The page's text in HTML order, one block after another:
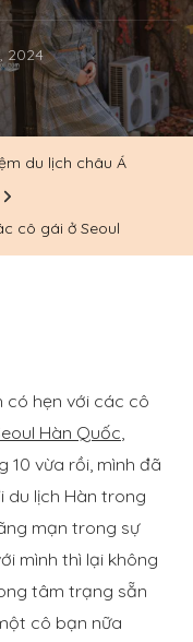
2024
du lịch châu Á
cô gái ở Seoul
có hẹn với các cô
Hàn Quốc,
10 vừa rồi, mình đã
du lịch Hàn trong
mạn trong sự
mình thì lại không
tâm trạng sẵn
cô bạn nữa